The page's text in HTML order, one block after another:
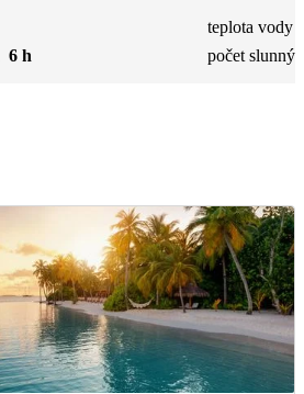
6 h
teplota vody
počet